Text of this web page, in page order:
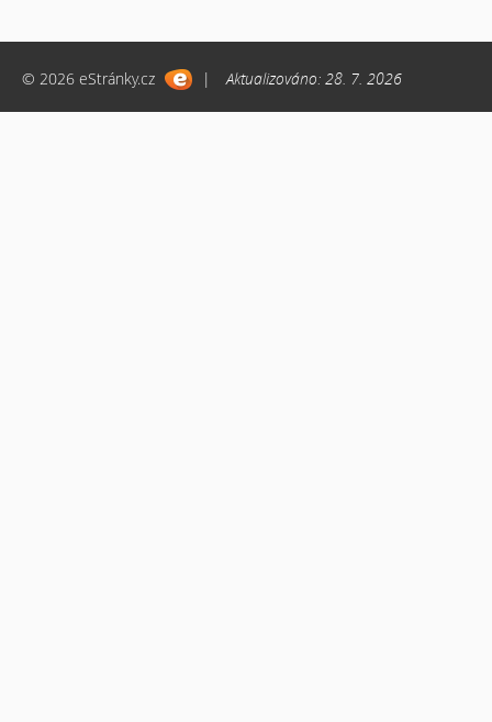
© 2026 eStránky.cz | Aktualizováno: 28. 7. 2026